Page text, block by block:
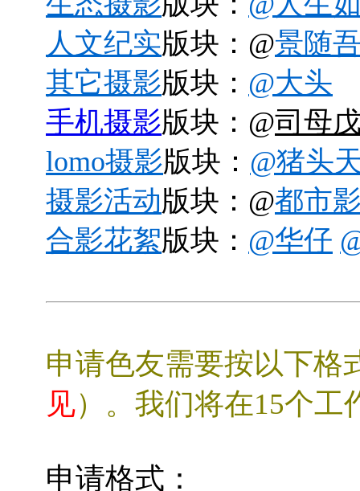
人文纪实版块：@景随
其它摄影版块： @大头
手机摄影版块：@司母
lomo摄影版块： @猪头
摄影活动版块：@都市
合影花絮版块： @华仔
申请色友需要按以下格
见）。我们将在15个工
申请格式：